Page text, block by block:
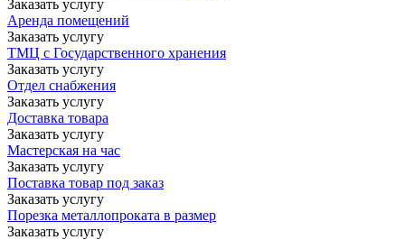
Заказать услугу
Аренда помещений
Заказать услугу
ТМЦ с Государственного хранения
Заказать услугу
Отдел снабжения
Заказать услугу
Доставка товара
Заказать услугу
Мастерская на час
Заказать услугу
Поставка товар под заказ
Заказать услугу
Порезка металлопроката в размер
Заказать услугу